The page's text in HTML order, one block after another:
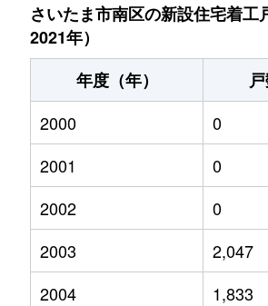
さいたま市南区の新設住宅着工
2021年）
年度（年）
2000
0
2001
0
2002
0
2003
2,047
2004
1,833